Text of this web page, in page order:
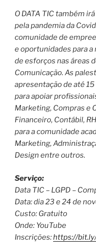
O DATA TIC também
pela pandemia da
comunidade de
e oportunidades para
de esforços nas áreas
Comunicação. As
apresentação de até
para apoiar
Marketing, Compras e
Financeiro, Contábil,
para a comunidade
Marketing,
Design entre outros.
Serviço:
Data TIC – LGPD –
Data: dia 23 e 24 de
Custo: Gratuito
Onde: YouTube
Inscrições:https://